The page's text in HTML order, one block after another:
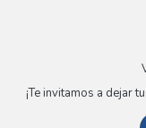
¡Te invitamos a dejar